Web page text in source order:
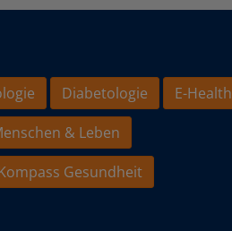
Diabetologie
E-Health
& Leben
Gesundheit